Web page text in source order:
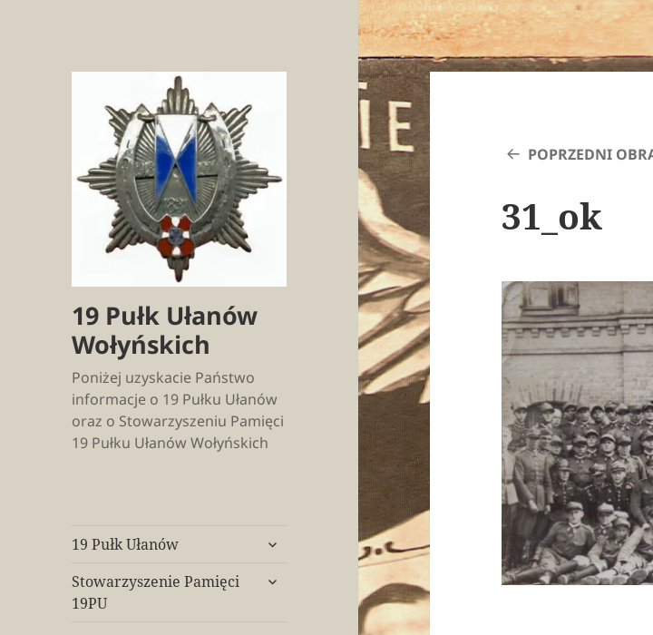
19 Pułk Ułanów
Wołyńskich
Poniżej uzyskacie Państwo
informacje o 19 Pułku Ułanów
oraz o Stowarzyszeniu Pamięci
19 Pułku Ułanów Wołyńskich
19 Pułk Ułanów
rozwiń
potomne
Stowarzyszenie Pamięci
19PU
rozwiń
POPRZEDNI
31_ok